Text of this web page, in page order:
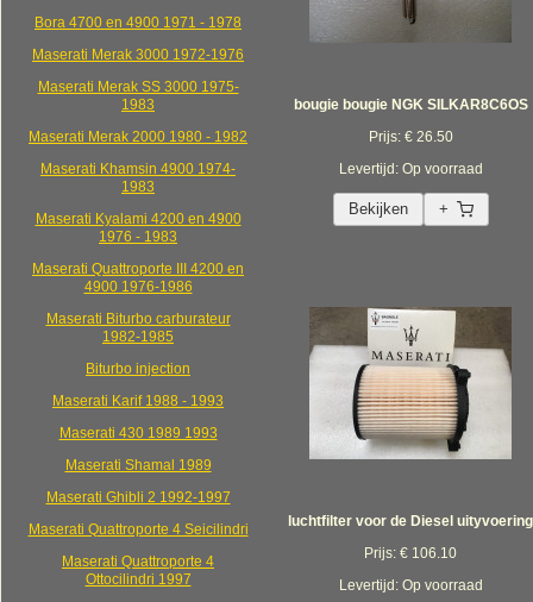
Bora 4700 en 4900 1971 - 1978
Maserati Merak 3000 1972-1976
Maserati Merak SS 3000 1975-
1983
Maserati Merak 2000 1980 - 1982
Maserati Khamsin 4900 1974-
1983
Maserati Kyalami 4200 en 4900
1976 - 1983
Maserati Quattroporte III 4200 en
4900 1976-1986
Maserati Biturbo carburateur
1982-1985
Biturbo injection
Maserati Karif 1988 - 1993
Maserati 430 1989 1993
Maserati Shamal 1989
Maserati Ghibli 2 1992-1997
Maserati Quattroporte 4 Seicilindri
Maserati Quattroporte 4
Ottocilindri 1997
bougie bougie NGK SILKAR8C6OS
Prijs: € 26.50
Levertijd: Op voorraad
Bekijken +
luchtfilter voor de Diesel uityvoering
Prijs: € 106.10
Levertijd: Op voorraad